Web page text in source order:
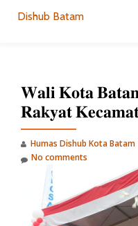
Dishub Batam
𝐖𝐚𝐥𝐢 𝐊𝐨𝐭𝐚
𝐑𝐚𝐤𝐲𝐚𝐭
Humas Dishub Kota Batam
No comments